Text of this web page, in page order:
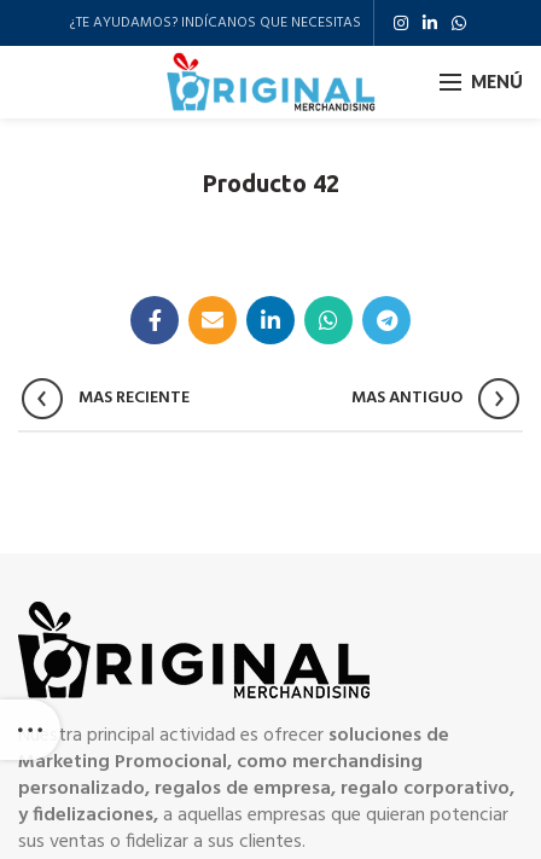
¿TE AYUDAMOS? INDÍCANOS QUE NECESITAS
MENÚ
Producto 42
MAS RECIENTE MAS ANTIGUO
Nuestra principal actividad es ofrecersoluciones de
Marketing Promocional, como merchandising
personalizado, regalos de empresa, regalo corporativo,
y fidelizaciones,a aquellas empresas que quieran potenciar
sus ventas o fidelizar a sus clientes.